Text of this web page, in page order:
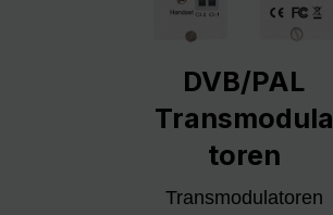
DVB/PAL
Transmodula
toren
Transmodulatoren